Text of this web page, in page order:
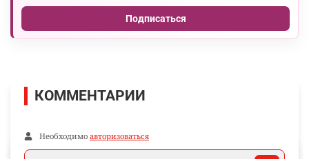
Подписаться
КОММЕНТАРИИ
Необходимо авторизоваться